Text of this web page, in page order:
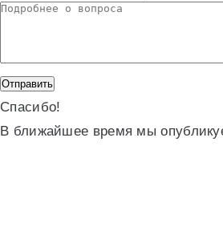
Спасибо!
В ближайшее время мы